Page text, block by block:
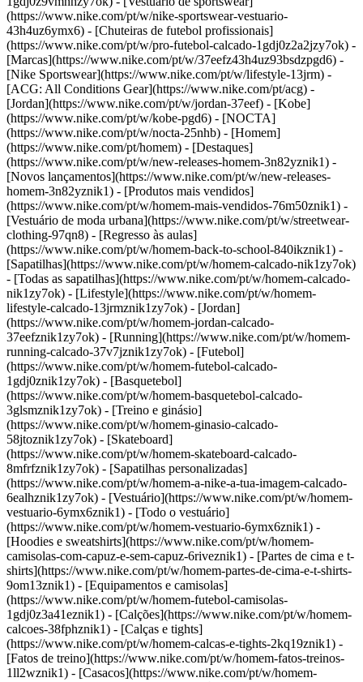
(https://www.nike.com/pt/w/nike-sportswear-vestuario-
43h4uz6ymx6) - [Chuteiras de futebol profissionais]
(https://www.nike.com/pt/w/pro-futebol-calcado-1gdj0z2a2jzy7ok) -
[Marcas](https://www.nike.com/pt/w/37eefz43h4uz93bsdzpgd6) -
[Nike Sportswear](https://www.nike.com/pt/w/lifestyle-13jrm) -
[ACG: All Conditions Gear](https://www.nike.com/pt/acg) -
[Jordan](https://www.nike.com/pt/w/jordan-37eef) - [Kobe]
(https://www.nike.com/pt/w/kobe-pgd6) - [NOCTA]
(https://www.nike.com/pt/w/nocta-25nhb) - [Homem]
(https://www.nike.com/pt/homem) - [Destaques]
(https://www.nike.com/pt/w/new-releases-homem-3n82yznik1) -
[Novos lançamentos](https://www.nike.com/pt/w/new-releases-
homem-3n82yznik1) - [Produtos mais vendidos]
(https://www.nike.com/pt/w/homem-mais-vendidos-76m50znik1) -
[Vestuário de moda urbana](https://www.nike.com/pt/w/streetwear-
clothing-97qn8) - [Regresso às aulas]
(https://www.nike.com/pt/w/homem-back-to-school-840ikznik1) -
[Sapatilhas](https://www.nike.com/pt/w/homem-calcado-nik1zy7ok)
- [Todas as sapatilhas](https://www.nike.com/pt/w/homem-calcado-
nik1zy7ok) - [Lifestyle](https://www.nike.com/pt/w/homem-
lifestyle-calcado-13jrmznik1zy7ok) - [Jordan]
(https://www.nike.com/pt/w/homem-jordan-calcado-
37eefznik1zy7ok) - [Running](https://www.nike.com/pt/w/homem-
running-calcado-37v7jznik1zy7ok) - [Futebol]
(https://www.nike.com/pt/w/homem-futebol-calcado-
1gdj0znik1zy7ok) - [Basquetebol]
(https://www.nike.com/pt/w/homem-basquetebol-calcado-
3glsmznik1zy7ok) - [Treino e ginásio]
(https://www.nike.com/pt/w/homem-ginasio-calcado-
58jtoznik1zy7ok) - [Skateboard]
(https://www.nike.com/pt/w/homem-skateboard-calcado-
8mfrfznik1zy7ok) - [Sapatilhas personalizadas]
(https://www.nike.com/pt/w/homem-a-nike-a-tua-imagem-calcado-
6ealhznik1zy7ok) - [Vestuário](https://www.nike.com/pt/w/homem-
vestuario-6ymx6znik1) - [Todo o vestuário]
(https://www.nike.com/pt/w/homem-vestuario-6ymx6znik1) -
[Hoodies e sweatshirts](https://www.nike.com/pt/w/homem-
camisolas-com-capuz-e-sem-capuz-6riveznik1) - [Partes de cima e t-
shirts](https://www.nike.com/pt/w/homem-partes-de-cima-e-t-shirts-
9om13znik1) - [Equipamentos e camisolas]
(https://www.nike.com/pt/w/homem-futebol-camisolas-
1gdj0z3a41eznik1) - [Calções](https://www.nike.com/pt/w/homem-
calcoes-38fphznik1) - [Calças e tights]
(https://www.nike.com/pt/w/homem-calcas-e-tights-2kq19znik1) -
[Fatos de treino](https://www.nike.com/pt/w/homem-fatos-treinos-
1ll2wznik1) - [Casacos](https://www.nike.com/pt/w/homem-